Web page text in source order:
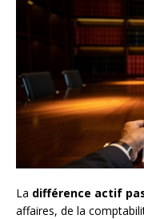
La différence actif
affaires, de la